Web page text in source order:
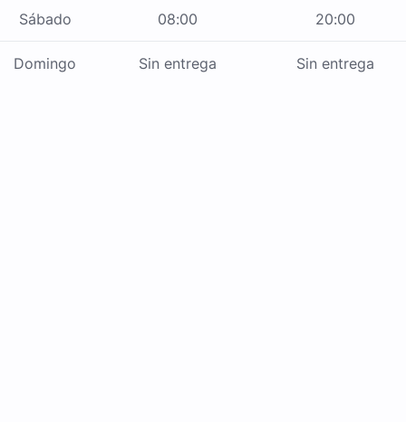
Sábado 08:00 20:00
Domingo Sin entrega Sin entrega